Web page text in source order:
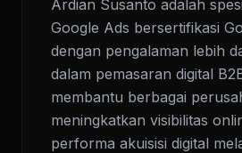
Ardian Susanto adalah
Google Ads bersertifikasi
dengan pengalaman lebih
dalam pemasaran digital
membantu berbagai
meningkatkan visibilitas
performa akuisisi digital